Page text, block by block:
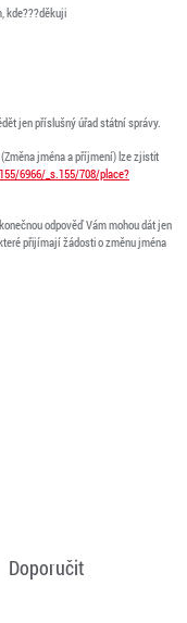
kde???děkuji
jen příslušný úřad státní správy.
jména a příjmení) lze zjistit
6966/_s.155/708/place?
odpověď Vám mohou dát jen
přijímají žádosti o změnu jména
Doporučit